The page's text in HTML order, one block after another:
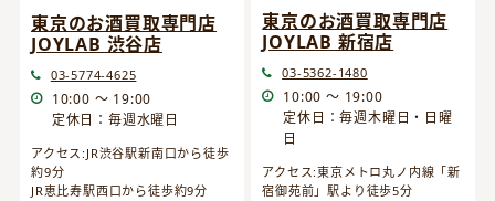
東京のお酒買取専門店
JOYLAB 渋谷店
03-5774-4625
10:00 ～ 19:00
定休日：毎週水曜日
アクセス:JR渋谷駅新南口から徒歩
約9分
JR恵比寿駅西口から徒歩約9分
東京のお酒買取専門店
JOYLAB 新宿店
03-5362-1480
10:00 ～ 19:00
定休日：毎週木曜日・日曜
日
アクセス:東京メトロ丸ノ内線「新
宿御苑前」駅より徒歩5分